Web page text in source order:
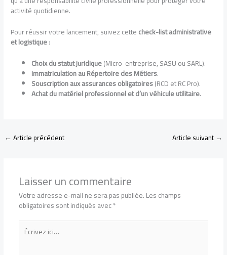
activité quotidienne.
Pour réussir votre lancement, suivez cettecheck-list administrative
et logistique:
Choix du statut juridique(Micro-entreprise, SASU ou SARL).
Immatriculation au Répertoire des Métiers.
Souscription aux assurances obligatoires(RCD et RC Pro).
Achat du matériel professionnel et d’un véhicule utilitaire.
←Article précédent Article suivant→
Laisser un commentaire
Votre adresse e-mail ne sera pas publiée.Les champs
obligatoires sont indiqués avec*
Écrivez
ici…